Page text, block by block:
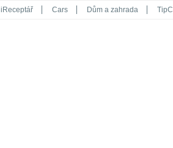
iReceptář Cars Dům a zahrada